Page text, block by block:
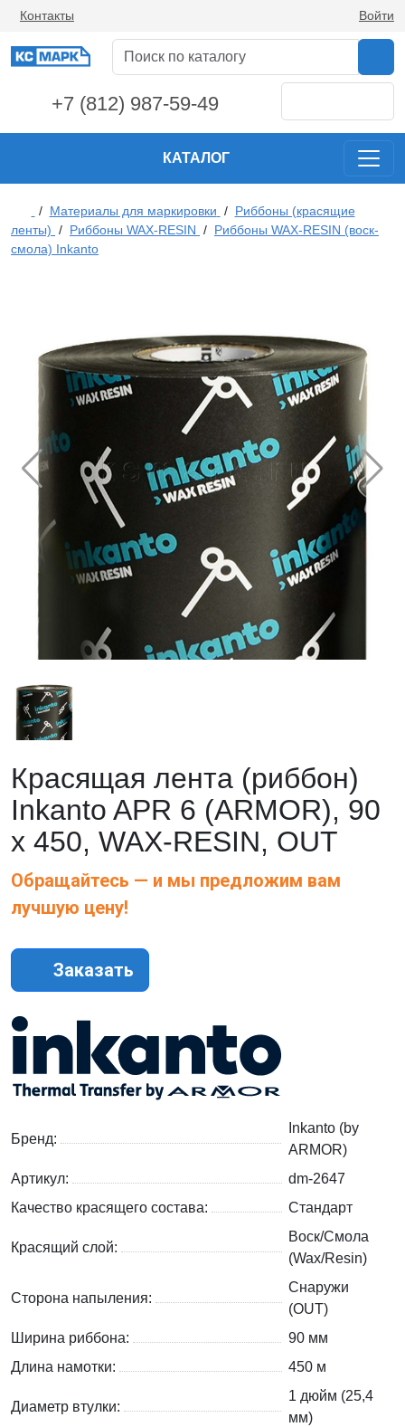
Контакты Войти
+7 (812) 987-59-49
КАТАЛОГ
/ Материалы для маркировки / Риббоны (красящие
ленты) / Риббоны WAX-RESIN / Риббоны WAX-RESIN (воск-
смола) Inkanto
Красящая лента (риббон)
Inkanto APR 6 (ARMOR), 90
х 450, WAX-RESIN, OUT
Обращайтесь — и мы предложим вам
лучшую цену!
Заказать
Бренд:
Inkanto (by
ARMOR)
Артикул:
dm-2647
Качество красящего состава:
Стандарт
Красящий слой:
Воск/Смола
(Wax/Resin)
Сторона напыления:
Снаружи
(OUT)
Ширина риббона:
90 мм
Длина намотки:
450 м
Диаметр втулки:
1 дюйм (25,4
мм)